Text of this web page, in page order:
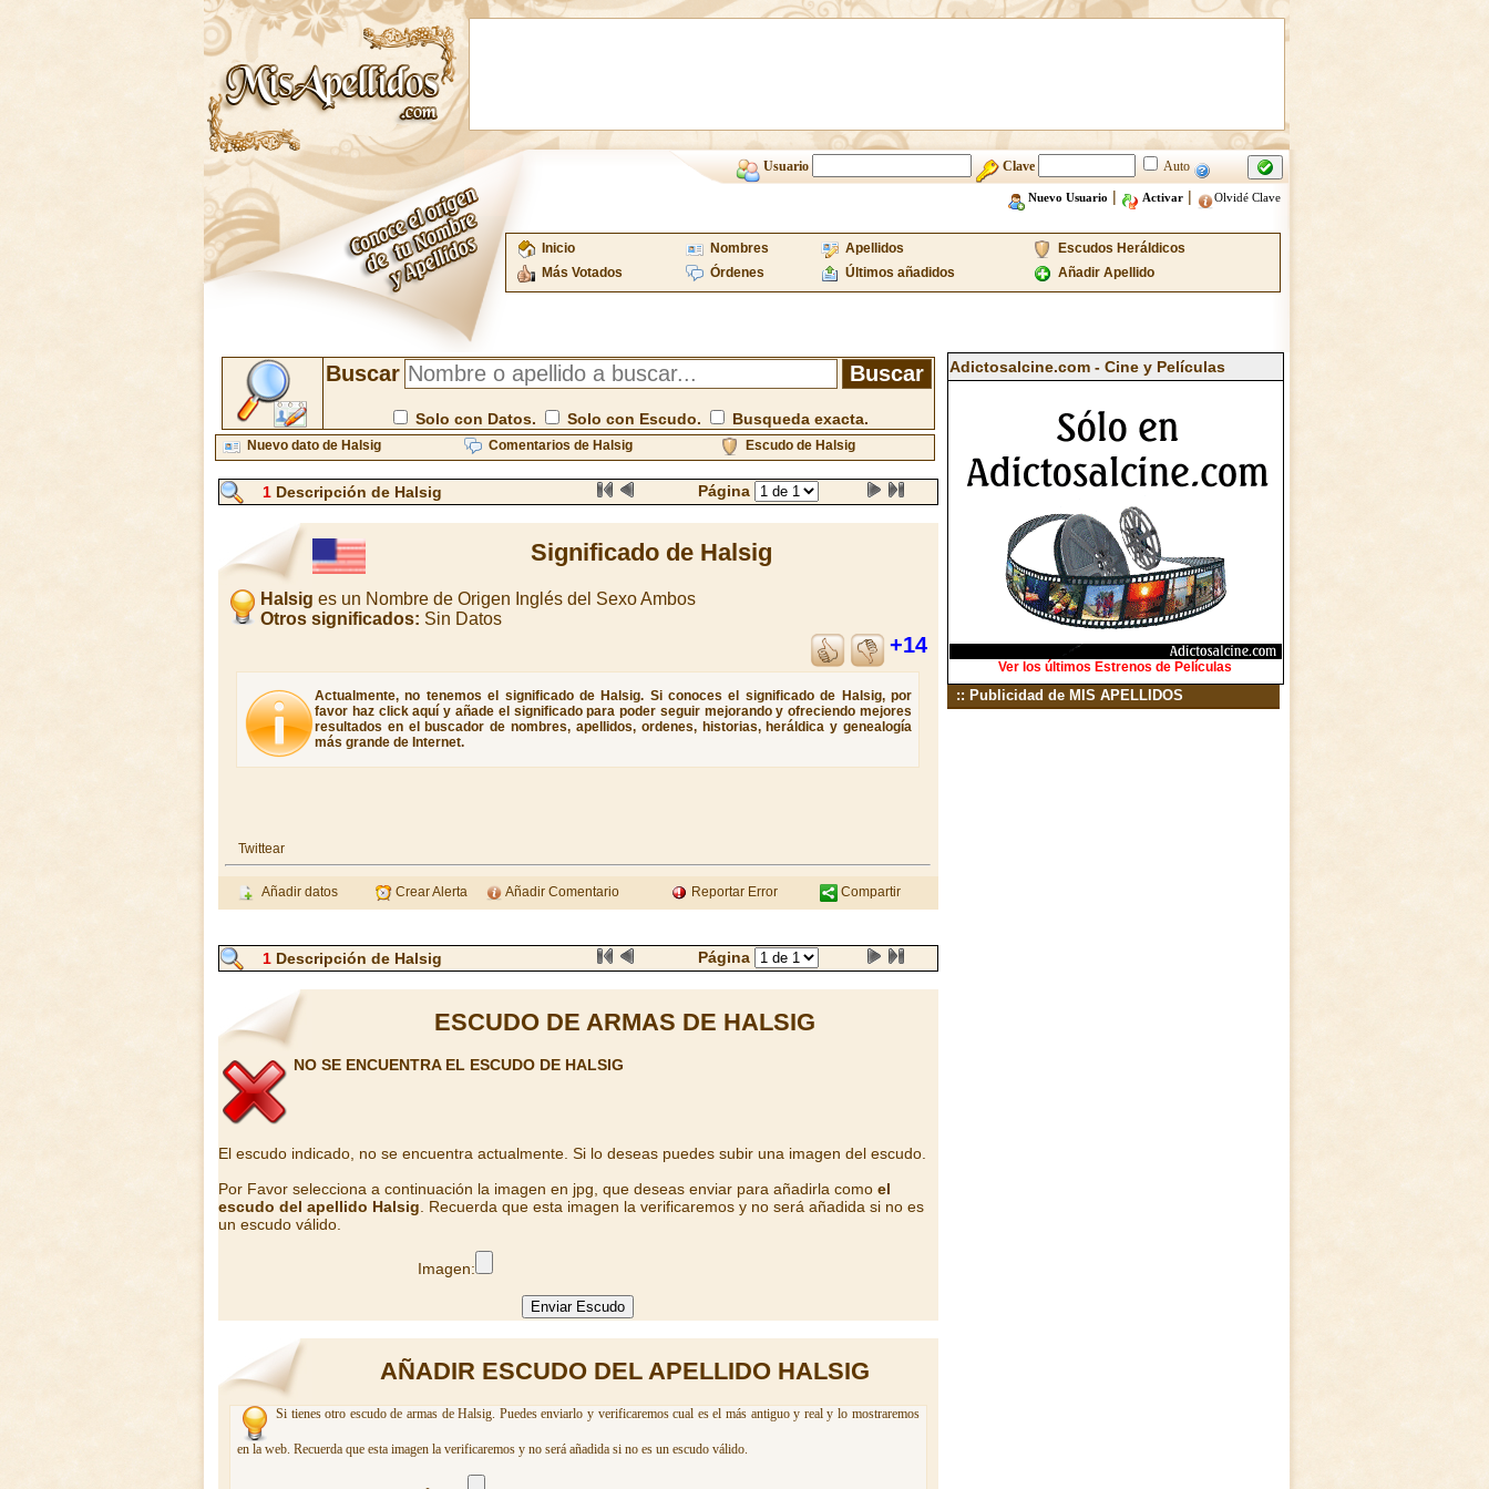
Usuario Clave Auto
Nuevo Usuario | Activar| Olvidé Clave
Inicio Nombres Apellidos
Escudos Heráldicos
Más Votados
Órdenes Últimos añadidos Añadir Apellido
Buscar
Solo con Datos. Solo con Escudo. Busqueda exacta.
Nuevo dato de Halsig Comentarios de Halsig Escudo de Halsig
1Descripción de Halsig Página
Significado de Halsig
Halsig es un Nombre de Origen Inglés del Sexo Ambos
Otros significados: Sin Datos
+14
Actualmente, no tenemos el significado de Halsig. Si conoces el significado de Halsig, por
favor haz click aquí y añade el significado para poder seguir mejorando y ofreciendo mejores
resultados en el buscador de nombres, apellidos, ordenes, historias, heráldica y genealogía
más grande de Internet.
Twittear
Añadir datos Crear Alerta Añadir Comentario Reportar Error Compartir
1Descripción de Halsig Página
ESCUDO DE ARMAS DE HALSIG
NO SE ENCUENTRA EL ESCUDO DE HALSIG
El escudo indicado, no se encuentra actualmente. Si lo deseas puedes subir una imagen del escudo.
Por Favor selecciona a continuación la imagen en jpg, que deseas enviar para añadirla como el
escudo del apellido Halsig . Recuerda que esta imagen la verificaremos y no será añadida si no es
un escudo válido.
Imagen:
AÑADIR ESCUDO DEL APELLIDO HALSIG
Si tienes otro escudo de armas de Halsig. Puedes enviarlo y verificaremos cual es el más antiguo y real y lo mostraremos
en la web. Recuerda que esta imagen la verificaremos y no será añadida si no es un escudo válido.
Adictosalcine.com - Cine y Películas
Ver los últimos Estrenos de Películas
:: Publicidad de MIS APELLIDOS